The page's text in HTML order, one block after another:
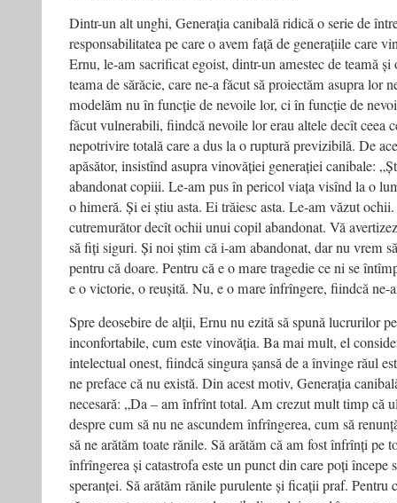
Dintr-un alt unghi, Generația canibală ridică o serie de
responsabilitatea pe care o avem față de generațiile care
Ernu, le-am sacrificat egoist, dintr-un amestec de teamă
teama de sărăcie, care ne-a făcut să proiectăm asupra lor
modelăm nu în funcție de nevoile lor, ci în funcție de
făcut vulnerabili, fiindcă nevoile lor erau altele decît ceea
nepotrivire totală care a dus la o ruptură previzibilă. De
apăsător, insistînd asupra vinovăției generației canibale:
abandonat copiii. Le-am pus în pericol viața visînd la o
o himeră. Și ei știu asta. Ei trăiesc asta. Le-am văzut
cutremurător decît ochii unui copil abandonat. Vă
să fiți siguri. Și noi știm că i-am abandonat, dar nu vrem
pentru că doare. Pentru că e o mare tragedie ce ni se
e o victorie, o reușită. Nu, e o mare înfrîngere, fiindcă
Spre deosebire de alții, Ernu nu ezită să spună lucrurilor
inconfortabile, cum este vinovăția. Ba mai mult, el
intelectual onest, fiindcă singura șansă de a învinge răul
ne preface că nu există. Din acest motiv, Generația
necesară: „Da – am înfrînt total. Am crezut mult timp că
despre cum să nu ne ascundem înfrîngerea, cum să
să ne arătăm toate rănile. Să arătăm că am fost înfrînți pe
înfrîngerea și catastrofa este un punct din care poți începe
speranței. Să arătăm rănile purulente și ficații praf. Pentru